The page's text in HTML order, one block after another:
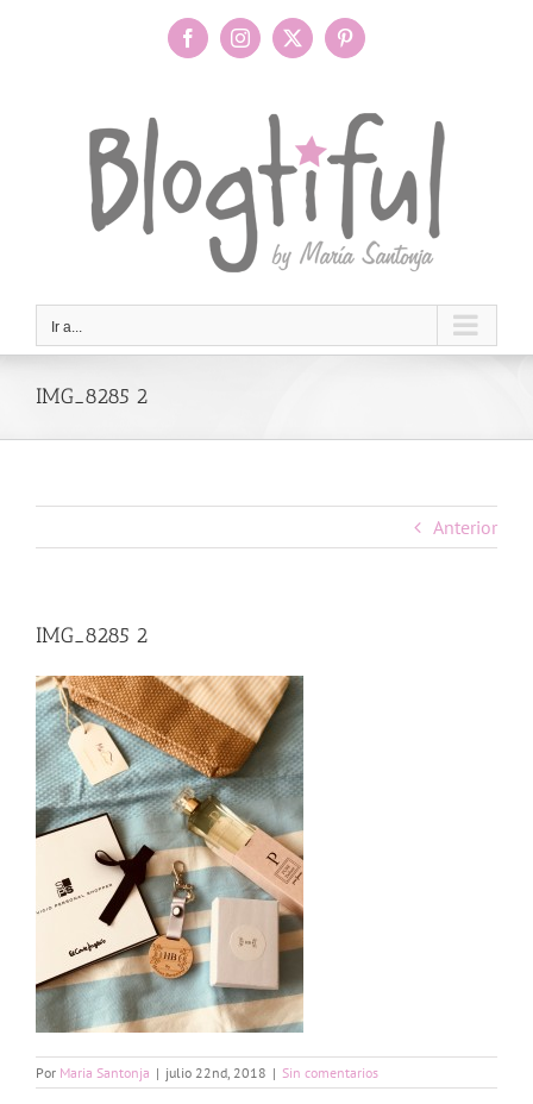
FacebookInstagram
X Pinterest
Ir a...
IMG_8285 2
Anterior
IMG_8285 2
Por Maria Santonja | julio 22nd, 2018 | Sin comentarios